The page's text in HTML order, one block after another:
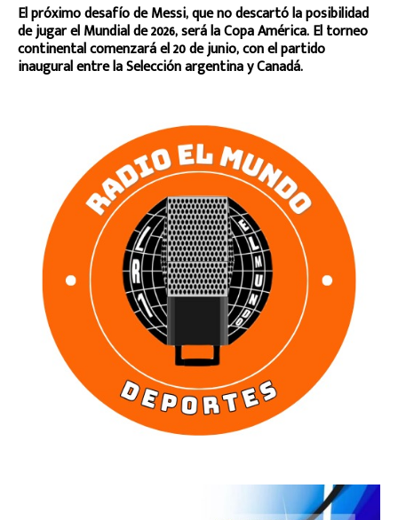
El próximo desafío de Messi, que no descartó la posibilidad
de jugar el Mundial de 2026, será la Copa América. El torneo
continental comenzará el 20 de junio, con el partido
inaugural entre la Selección argentina y Canadá.